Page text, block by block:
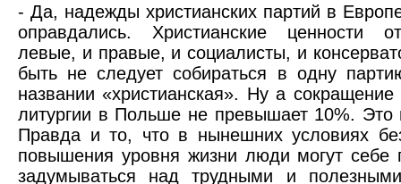
- Да, надежды христианских партий в
оправдались. Христианские ценности
левые, и правые, и социалисты, и
быть не следует собираться в одну
названии «христианская». Ну а
литургии в Польше не превышает 10%. Это
Правда и то, что в нынешних условиях
повышения уровня жизни люди могут себе
задумываться над трудными и